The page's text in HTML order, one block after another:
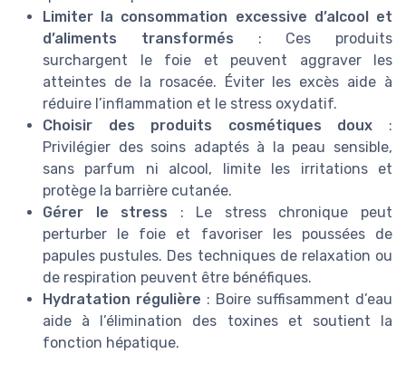
Limiter la consommation excessive d’alcool et
d’aliments transformés : Ces produits
surchargent le foie et peuvent aggraver les
atteintes de la rosacée. Éviter les excès aide à
réduire l’inflammation et le stress oxydatif.
Choisir des produits cosmétiques doux :
Privilégier des soins adaptés à la peau sensible,
sans parfum ni alcool, limite les irritations et
protège la barrière cutanée.
Gérer le stress : Le stress chronique peut
perturber le foie et favoriser les poussées de
papules pustules. Des techniques de relaxation ou
de respiration peuvent être bénéfiques.
Hydratation régulière : Boire suffisamment d’eau
aide à l’élimination des toxines et soutient la
fonction hépatique.